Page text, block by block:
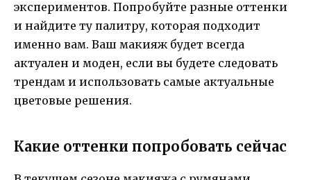
экспериментов. Попробуйте разные оттенки
и найдите ту палитру, которая подходит
именно вам. Ваш макияж будет всегда
актуален и моден, если вы будете следовать
трендам и использовать самые актуальные
цветовые решения.
Какие оттенки попробовать сейчас